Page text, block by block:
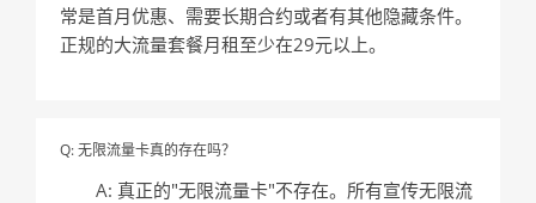
常是首月优惠、需要长期合约或者有其他隐藏条件。
正规的大流量套餐月租至少在29元以上。
Q: 无限流量卡真的存在吗？
A: 真正的"无限流量卡"不存在。所有宣传无限流